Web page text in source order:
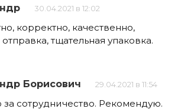
30.04.2021 в 12:02
корректно, качественно,
тщательная упаковка.
Борисович 29.04.2021 в 11:54
за сотрудничество. Рекомендую.